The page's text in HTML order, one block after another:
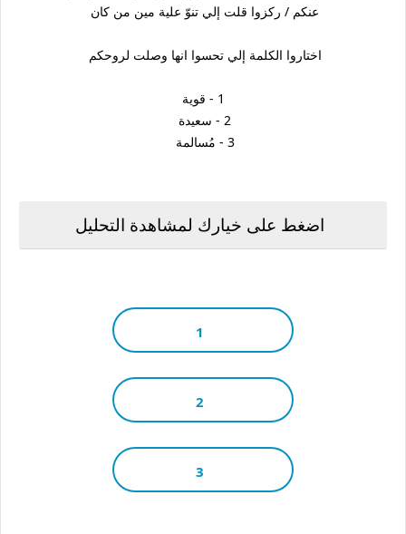
عنكم / ركزوا قلت إلي تنوّ علية مين من كان
اختاروا الكلمة إلي تحسوا انها وصلت لروحكم
2 - سعيدة
3 - مُسالمة
اضغط على خيارك لمشاهدة التحليل
1
2
3